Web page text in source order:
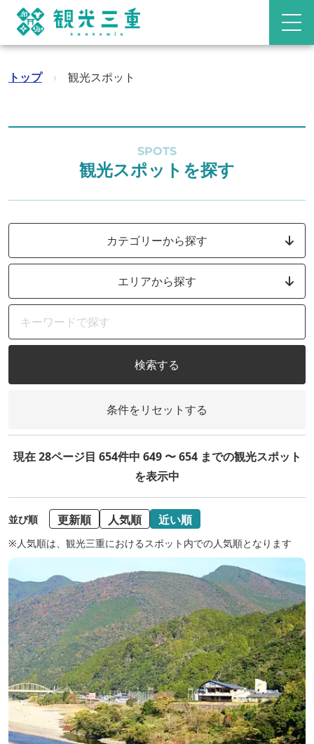
トップ › 観光スポット
SPOTS
観光スポットを探す
カテゴリーから探す
エリアから探す
検索する
条件をリセットする
現在 28ページ目 654件中 649 〜 654 までの観光スポット
を表示中
並び順 更新順 人気順 近い順
※人気順は、観光三重におけるスポット内での人気順となります